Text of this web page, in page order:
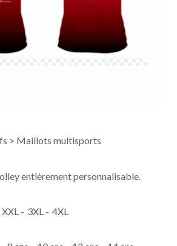
> Maillots multisports
entièrement personnalisable.
XXL - 3XL - 4XL